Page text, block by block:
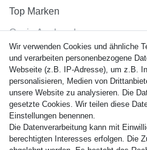
Top Marken
Casio Armband
Festina Armband
Citizen Armband
M. Lacroix Armband
J. Lemans Armband
Uhrenarmbänder - Alle
Sicherheit
Wir verwenden Cookies und ähnliche
und verarbeiten personenbezogene
Webseite (z.B. IP-Adresse), um z.B.
personalisieren, Medien von
unsere Website zu analysieren. Die
gesetzte Cookies. Wir teilen diese
Einstellungen benennen.
Die Datenverarbeitung kann mit
berechtigten Interesses erfolgen. Die